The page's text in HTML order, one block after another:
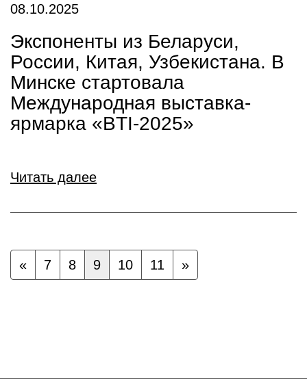
08.10.2025
Экспоненты из Беларуси,
России, Китая, Узбекистана. В
Минске стартовала
Международная выставка-
ярмарка «BTI-2025»
Читать далее
« 7 8 9 10 11 »